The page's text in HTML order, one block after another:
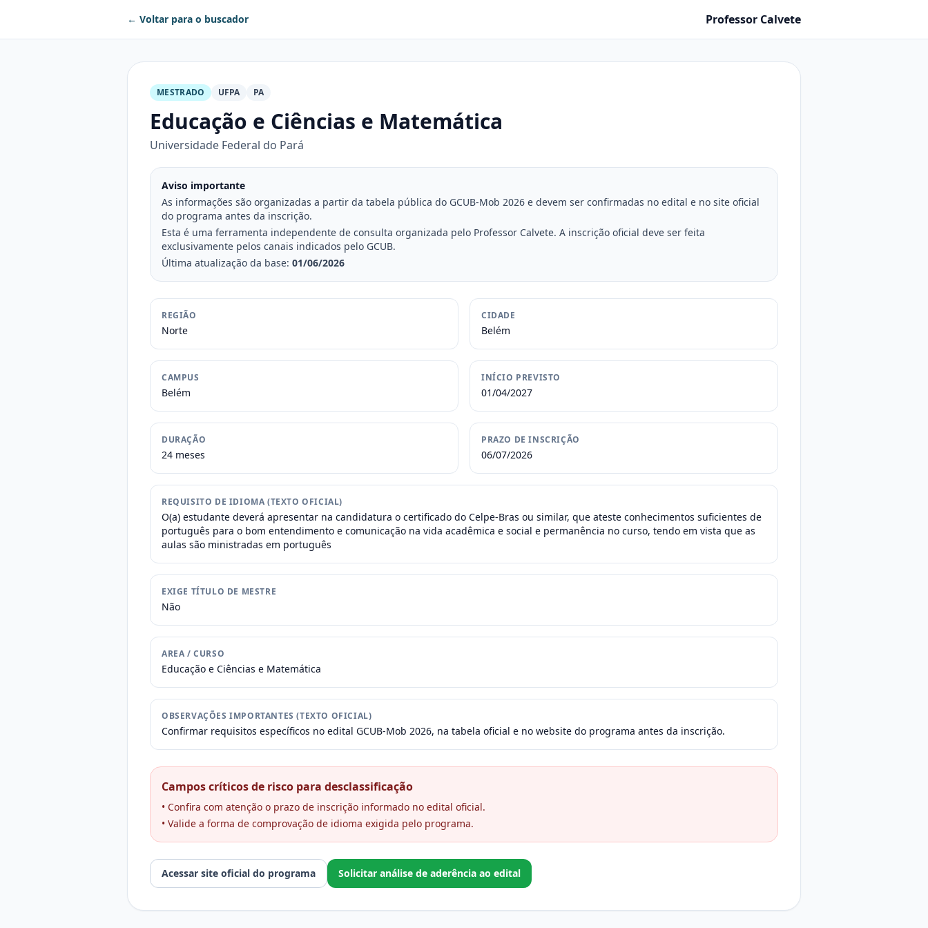
← Voltar para o buscador Professor Calvete
MESTRADO UFPA PA
Educação e Ciências e Matemática
Universidade Federal do Pará
Aviso importante
As informações são organizadas a partir da tabela pública do GCUB-Mob 2026 e devem ser confirmadas no edital e no site oficial
do programa antes da inscrição.
Esta é uma ferramenta independente de consulta organizada pelo Professor Calvete. A inscrição oficial deve ser feita
exclusivamente pelos canais indicados pelo GCUB.
Última atualização da base: 01/06/2026
REGIÃO
Norte
CIDADE
Belém
CAMPUS
Belém
INÍCIO PREVISTO
01/04/2027
DURAÇÃO
24 meses
PRAZO DE INSCRIÇÃO
06/07/2026
REQUISITO DE IDIOMA (TEXTO OFICIAL)
O(a) estudante deverá apresentar na candidatura o certificado do Celpe-Bras ou similar, que ateste conhecimentos suficientes de
português para o bom entendimento e comunicação na vida acadêmica e social e permanência no curso, tendo em vista que as
aulas são ministradas em português
EXIGE TÍTULO DE MESTRE
Não
AREA / CURSO
Educação e Ciências e Matemática
OBSERVAÇÕES IMPORTANTES (TEXTO OFICIAL)
Confirmar requisitos específicos no edital GCUB-Mob 2026, na tabela oficial e no website do programa antes da inscrição.
Campos críticos de risco para desclassificação
• Confira com atenção o prazo de inscrição informado no edital oficial.
• Valide a forma de comprovação de idioma exigida pelo programa.
Acessar site oficial do programa Solicitar análise de aderência ao edital